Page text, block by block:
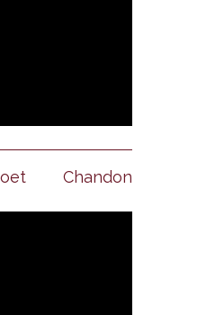
Chandon